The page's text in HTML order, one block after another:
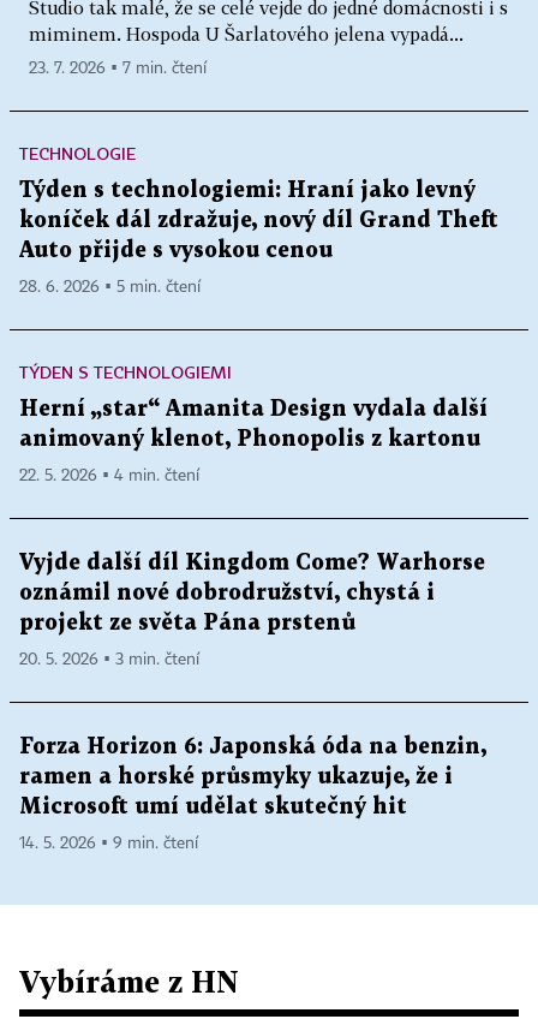
Studio tak malé, že se celé vejde do jedné domácnosti i s
miminem. Hospoda U Šarlatového jelena vypadá...
23. 7. 2026 ▪ 7 min. čtení
TECHNOLOGIE
Týden s technologiemi: Hraní jako levný
koníček dál zdražuje, nový díl Grand Theft
Auto přijde s vysokou cenou
28. 6. 2026 ▪ 5 min. čtení
TÝDEN S TECHNOLOGIEMI
Herní „star“ Amanita Design vydala další
animovaný klenot, Phonopolis z kartonu
22. 5. 2026 ▪ 4 min. čtení
Vyjde další díl Kingdom Come? Warhorse
oznámil nové dobrodružství, chystá i
projekt ze světa Pána prstenů
20. 5. 2026 ▪ 3 min. čtení
Forza Horizon 6: Japonská óda na benzin,
ramen a horské průsmyky ukazuje, že i
Microsoft umí udělat skutečný hit
14. 5. 2026 ▪ 9 min. čtení
Vybíráme z HN